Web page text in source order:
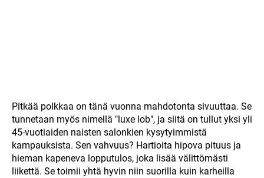
Pitkää polkkaa on tänä vuonna mahdotonta sivuuttaa. Se
tunnetaan myös nimellä "luxe lob", ja siitä on tullut yksi yli
45-vuotiaiden naisten salonkien kysytyimmistä
kampauksista. Sen vahvuus? Hartioita hipova pituus ja
hieman kapeneva lopputulos, joka lisää välittömästi
liikettä. Se toimii yhtä hyvin niin suorilla kuin karheilla